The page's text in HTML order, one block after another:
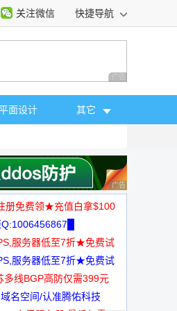
关注微信 快捷导航
广告 商业广告，理
面设计 其它
广告 商业广告，理
册免费领★充值白拿$100
服务器低至7折★免费试
服务器低至7折★免费试
多线BGP高防仅需399元
名空间/认准腾佑科技